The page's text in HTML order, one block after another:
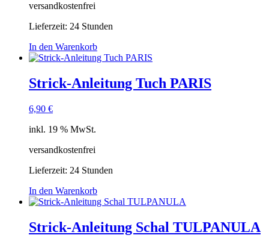
versandkostenfrei
Lieferzeit: 24 Stunden
In den Warenkorb
Strick-Anleitung Tuch PARIS
6,90 €
inkl. 19 % MwSt.
versandkostenfrei
Lieferzeit: 24 Stunden
In den Warenkorb
Strick-Anleitung Schal TULPANULA